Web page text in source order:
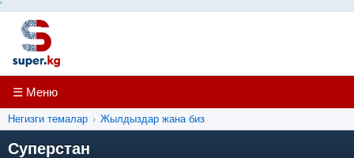
'
☰ Меню
Негизги темалар › Жылдыздар жана биз
Суперстан